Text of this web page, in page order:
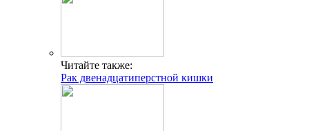
Читайте также:
Рак двенадцатиперстной кишки